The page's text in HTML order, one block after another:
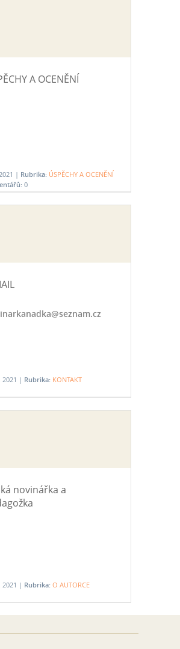
A OCENĚNÍ
| Rubrika: ÚSPĚCHY A OCENĚNÍ
0
2021 | Rubrika: KONTAKT
novinářka a
2021 | Rubrika: O AUTORCE